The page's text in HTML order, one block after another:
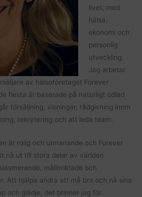
livet, med
hälsa,
ekonomi och
personlig
utveckling.
Jag arbetar
av hälsoföretaget Forever
flesta är baserade på naturligt odlad
försäljning, visningar, rådgivning inom
rekrytering och att leda team.
är rolig och utmanande och Forever
nå ut till stora delar av världen
målinriktade och
Att hjälpa andra att må bra och nå sina
och glädje, det brinner jag för.